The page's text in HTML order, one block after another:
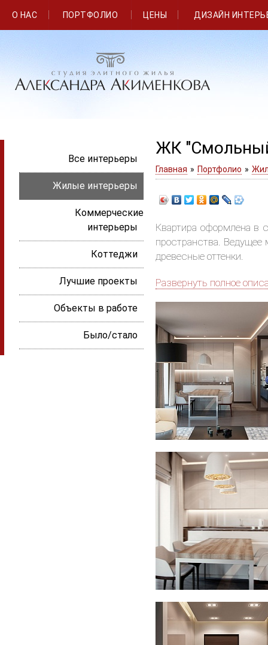
О НАС ПОРТФОЛИО ЦЕНЫ ДИЗАЙН
Все интерьеры
Жилые интерьеры
Коммерческие
интерьеры
Коттеджи
Лучшие проекты
Объекты в работе
Было/стало
ЖК
Главная » Портфолио »
Квартира оформлена в
пространства. Ведущее
древесные оттенки.
Развернуть полное